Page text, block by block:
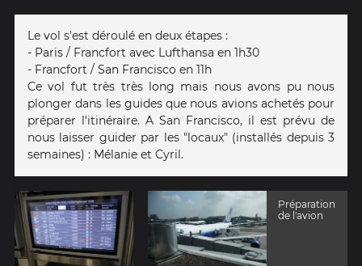
Le vol s'est déroulé en deux étapes :
- Paris / Francfort avec Lufthansa en 1h30
- Francfort / San Francisco en 11h
Ce vol fut très très long mais nous avons pu nous
plonger dans les guides que nous avions achetés pour
préparer l'itinéraire. A San Francisco, il est prévu de
nous laisser guider par les "locaux" (installés depuis 3
semaines) : Mélanie et Cyril.
Préparation
de l'avion